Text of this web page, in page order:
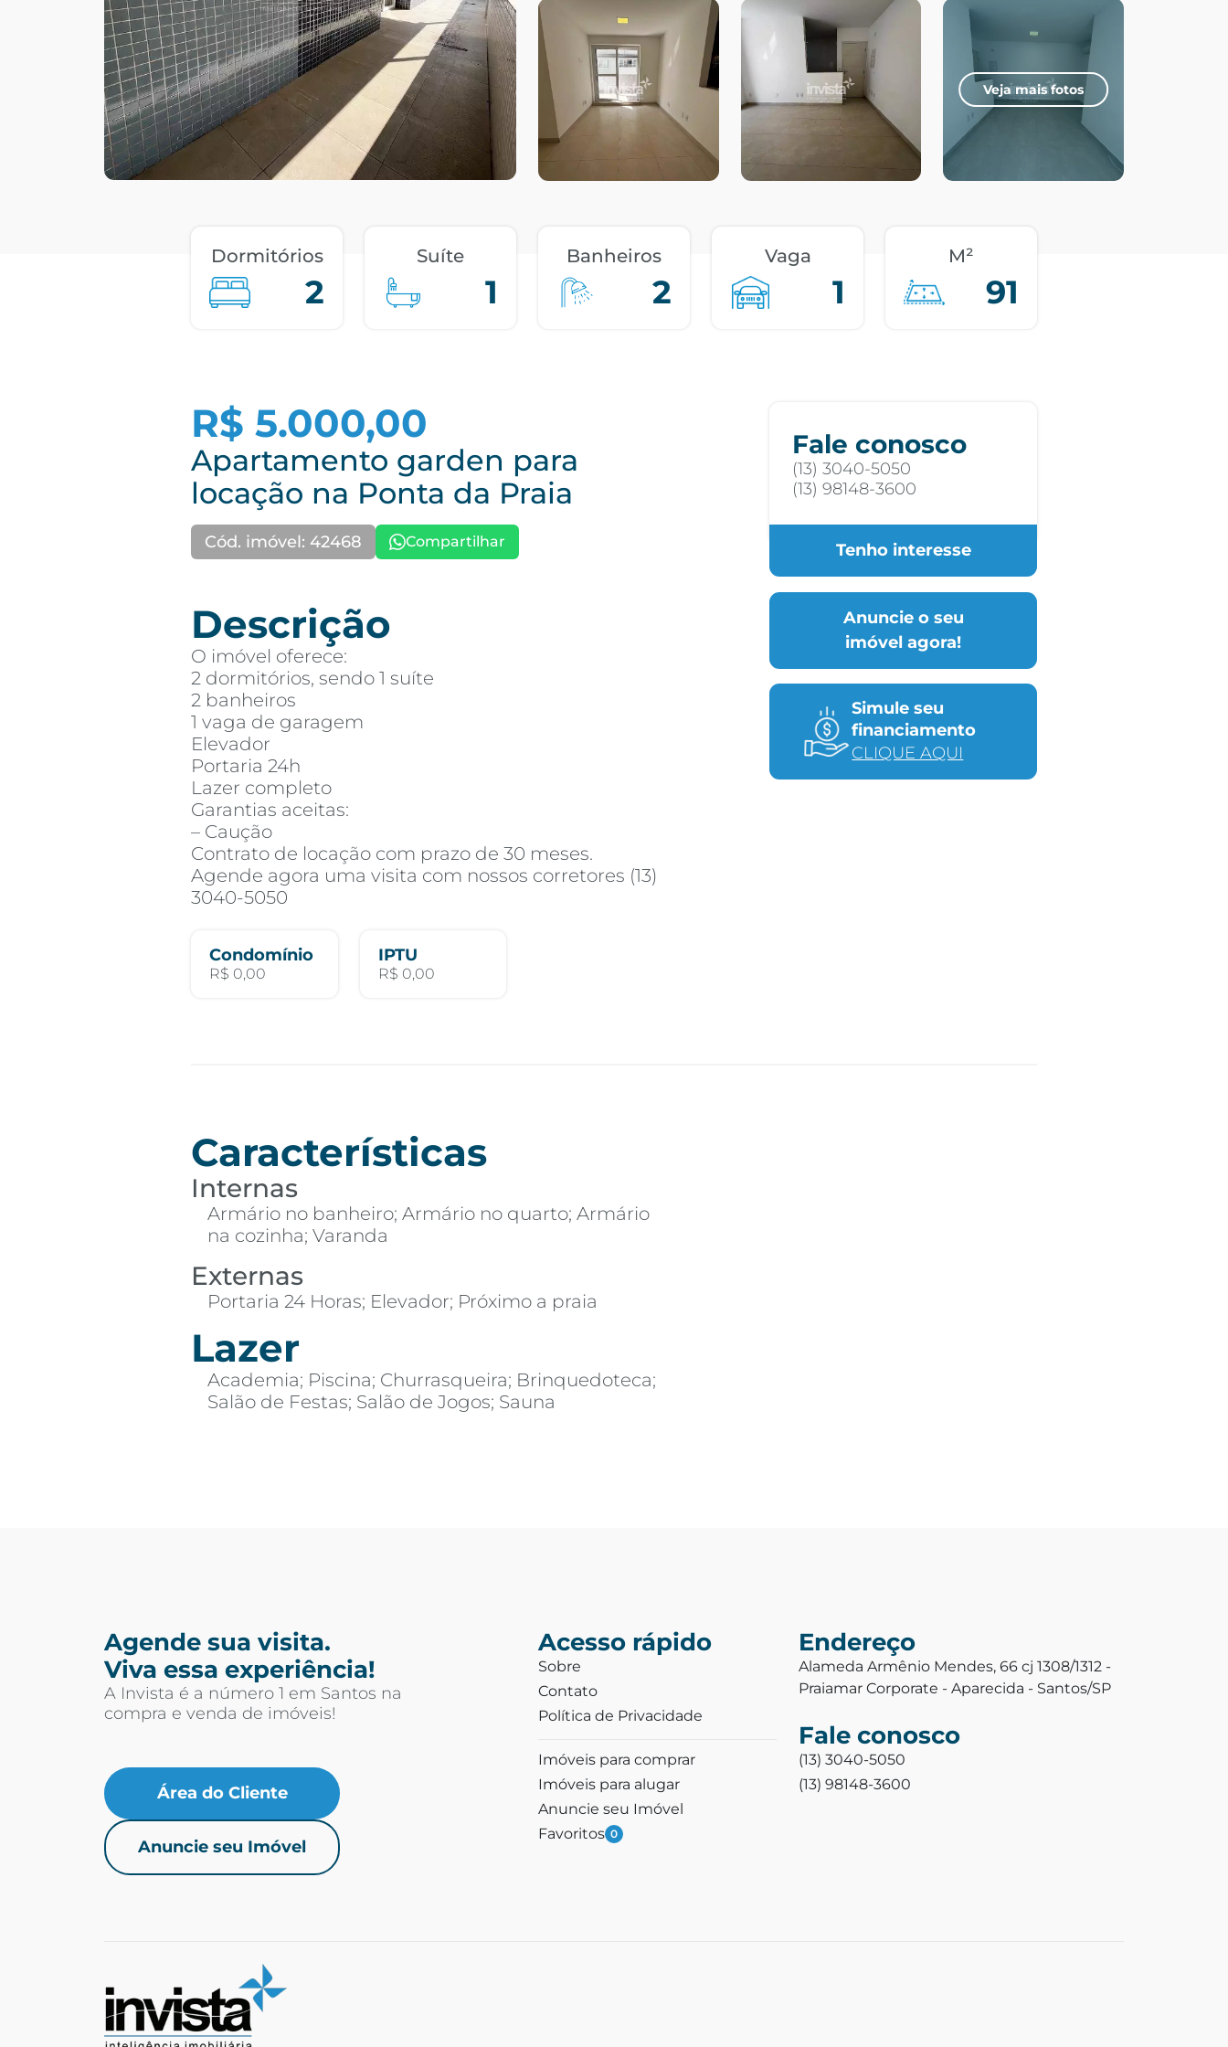
Veja mais fotos
Dormitórios
2
Suíte
1
Banheiros
2
Vaga
1
M²
91
R$ 5.000,00
Apartamento garden para
locação na Ponta da Praia
Cód. imóvel: 42468 Compartilhar
Descrição
O imóvel oferece:
2 dormitórios, sendo 1 suíte
2 banheiros
1 vaga de garagem
Elevador
Portaria 24h
Lazer completo
Garantias aceitas:
– Caução
Contrato de locação com prazo de 30 meses.
Agende agora uma visita com nossos corretores (13)
3040-5050
Condomínio
R$ 0,00
IPTU
R$ 0,00
Fale conosco
(13) 3040-5050
(13) 98148-3600
Tenho interesse
Anuncie o seu
imóvel agora!
Simule seu
financiamento
CLIQUE AQUI
Características
Internas
Armário no banheiro; Armário no quarto; Armário
na cozinha; Varanda
Externas
Portaria 24 Horas; Elevador; Próximo a praia
Lazer
Academia; Piscina; Churrasqueira; Brinquedoteca;
Salão de Festas; Salão de Jogos; Sauna
Agende sua visita.
Viva essa experiência!
A Invista é a número 1 em Santos na
compra e venda de imóveis!
Área do Cliente
Anuncie seu Imóvel
Acesso rápido
Sobre
Contato
Política de Privacidade
Imóveis para comprar
Imóveis para alugar
Anuncie seu Imóvel
Favoritos 0
Endereço
Alameda Armênio Mendes, 66 cj 1308/1312 -
Praiamar Corporate - Aparecida - Santos/SP
Fale conosco
(13) 3040-5050
(13) 98148-3600